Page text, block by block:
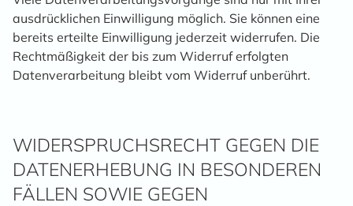
ausdrücklichen Einwilligung möglich. Sie können eine
bereits erteilte Einwilligung jederzeit widerrufen. Die
Rechtmäßigkeit der bis zum Widerruf erfolgten
Datenverarbeitung bleibt vom Widerruf unberührt.
WIDERSPRUCHSRECHT GEGEN DIE
DATENERHEBUNG IN BESONDEREN
FÄLLEN SOWIE GEGEN